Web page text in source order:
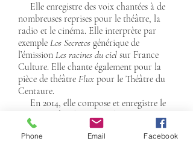
Elle enregistre des voix chantées à de
nombreuses reprises pour le théâtre, la
radio et le cinéma. Elle interprète par
exemple Los Secretos générique de
l’émission Les racines du ciel sur France
Culture. Elle chante également pour la
pièce de théâtre Flux pour le Théâtre du
Centaure.
En 2014, elle compose et enregistre le
générique du film
Êtreréalisé par Fara
Sene.
Phone Email Facebook